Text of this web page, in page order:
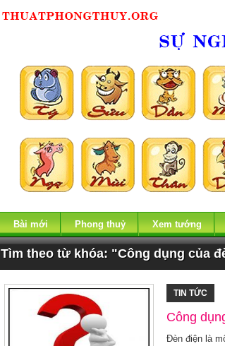
Bài mới Phong thuỷ Xem tướng
Tìm theo từ khóa: "Công dụng của
TIN TỨC
Công
Đèn điện là